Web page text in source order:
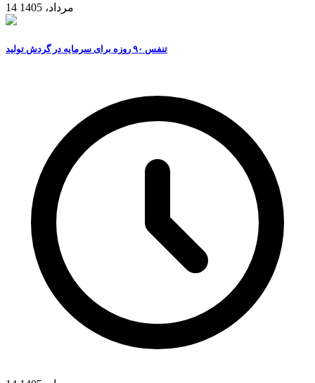
14 مرداد، 1405
تنفس ۹۰ روزه برای سرمایه در گردش تولید